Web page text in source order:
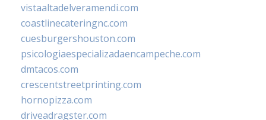
vistaaltadelveramendi.com
coastlinecateringnc.com
cuesburgershouston.com
psicologiaespecializadaencampeche.com
dmtacos.com
crescentstreetprinting.com
hornopizza.com
driveadragster.com